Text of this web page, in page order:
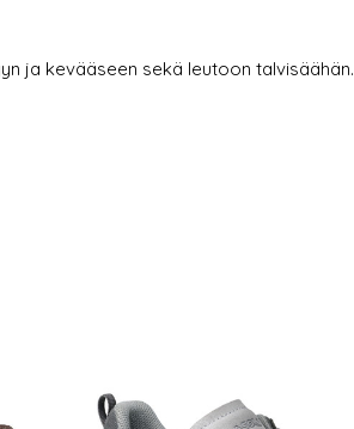
ja kevääseen sekä leutoon talvisäähän.